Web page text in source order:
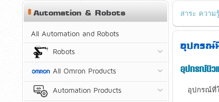
สาระ ความ
อุปกรณ์
อุปกรณ์นิวเ
อุปกรณ์ที่
Automation & Robots
All Automation and Robots
Robots
All Omron Products
Automation Products